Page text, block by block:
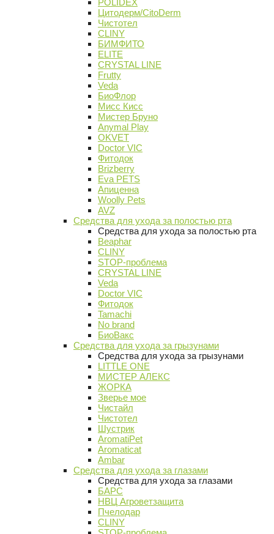
POLIDEX
Цитодерм/CitoDerm
Чистотел
CLINY
БИМФИТО
ELITE
CRYSTAL LINE
Frutty
Veda
БиоФлор
Мисс Кисс
Мистер Бруно
Anymal Play
OKVET
Doctor VIC
Фитодок
Brizberry
Eva PETS
Апиценна
Woolly Pets
AVZ
Средства для ухода за полостью рта
Средства для ухода за полостью рта
Beaphar
CLINY
STOP-проблема
CRYSTAL LINE
Veda
Doctor VIC
Фитодок
Tamachi
No brand
БиоВакс
Средства для ухода за грызунами
Средства для ухода за грызунами
LITTLE ONE
МИСТЕР АЛЕКС
ЖОРКА
Зверье мое
Чистайл
Чистотел
Шустрик
AromatiPet
Aromaticat
Ambar
Средства для ухода за глазами
Средства для ухода за глазами
БАРС
НВЦ Агроветзащита
Пчелодар
CLINY